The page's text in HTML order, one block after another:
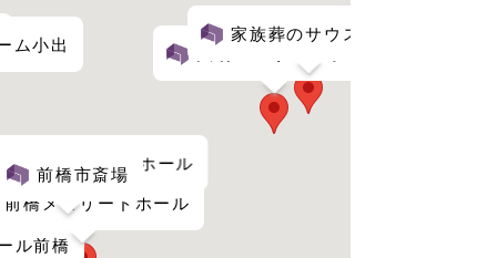
ル前橋
ム小出
家族葬のサウスホール
ひびき 家族葬ホール
前橋メモリードホール
前橋市斎場